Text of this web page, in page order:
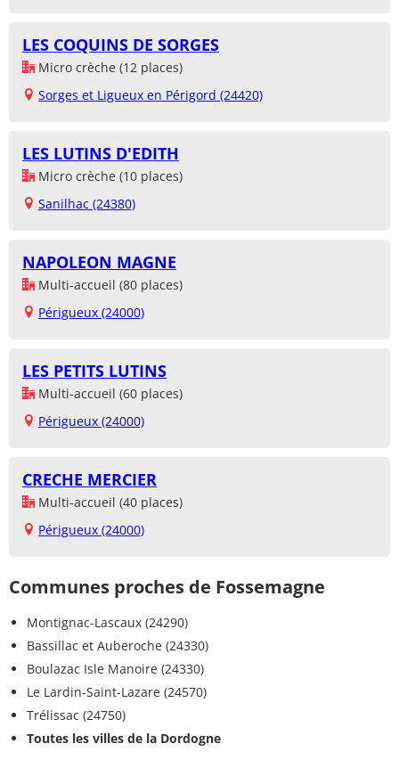
LES COQUINS DE SORGES
Micro crèche (12 places)
Sorges et Ligueux en Périgord (24420)
LES LUTINS D'EDITH
Micro crèche (10 places)
Sanilhac (24380)
NAPOLEON MAGNE
Multi-accueil (80 places)
Périgueux (24000)
LES PETITS LUTINS
Multi-accueil (60 places)
Périgueux (24000)
CRECHE MERCIER
Multi-accueil (40 places)
Périgueux (24000)
Communes proches de Fossemagne
Montignac-Lascaux (24290)
Bassillac et Auberoche (24330)
Boulazac Isle Manoire (24330)
Le Lardin-Saint-Lazare (24570)
Trélissac (24750)
Toutes les villes de la Dordogne